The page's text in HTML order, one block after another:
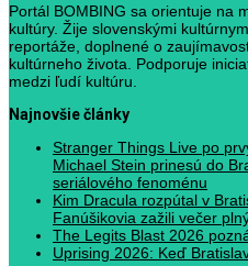
Portál BOMBING sa orientuje na
kultúry. Žije slovenskými
reportáže, doplnené o
kultúrneho života. Podporuje
medzi ľudí kultúru.
Najnovšie články
Stranger Things Live po
Michael Stein prinesú do
seriálového fenoménu
Kim Dracula rozpútal v
Fanúšikovia zažili večer
The Legits Blast 2026
Uprising 2026: Keď